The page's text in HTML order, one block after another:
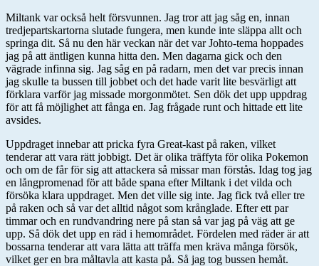
Miltank var också helt försvunnen. Jag tror att jag såg en, innan
tredjepartskartorna slutade fungera, men kunde inte släppa allt och
springa dit. Så nu den här veckan när det var Johto-tema hoppades
jag på att äntligen kunna hitta den. Men dagarna gick och den
vägrade infinna sig. Jag såg en på radarn, men det var precis innan
jag skulle ta bussen till jobbet och det hade varit lite besvärligt att
förklara varför jag missade morgonmötet. Sen dök det upp uppdrag
för att få möjlighet att fånga en. Jag frågade runt och hittade ett lite
avsides.
Uppdraget innebar att pricka fyra Great-kast på raken, vilket
tenderar att vara rätt jobbigt. Det är olika träffyta för olika Pokemon
och om de får för sig att attackera så missar man förstås. Idag tog jag
en långpromenad för att både spana efter Miltank i det vilda och
försöka klara uppdraget. Men det ville sig inte. Jag fick två eller tre
på raken och så var det alltid något som krånglade. Efter ett par
timmar och en rundvandring nere på stan så var jag på väg att ge
upp. Så dök det upp en räd i hemområdet. Fördelen med räder är att
bossarna tenderar att vara lätta att träffa men kräva många försök,
vilket ger en bra måltavla att kasta på. Så jag tog bussen hemåt.